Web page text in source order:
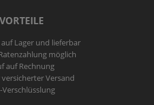
VORTEILE
Lager und lieferbar
möglich
auf Rechnung
versicherter Versand
Verschlüsslung